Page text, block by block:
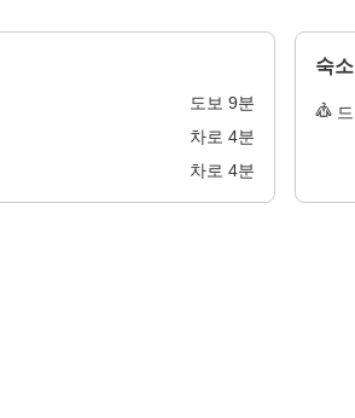
도보 9분
차로 4분
차로 4분
숙